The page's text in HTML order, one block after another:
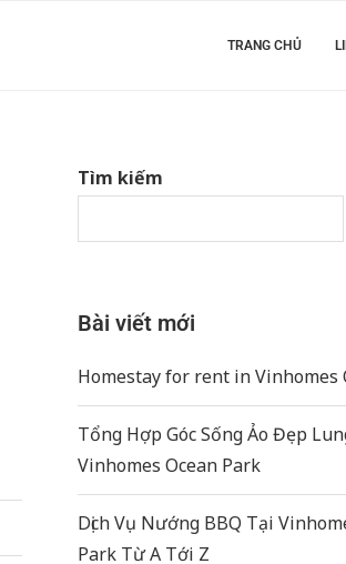
TRANG CHỦ
Tìm kiếm
Bài viết mới
Homestay for rent in Vinhomes
Tổng Hợp Góc Sống Ảo Đẹp
Vinhomes Ocean Park
Dịch Vụ Nướng BBQ Tại
Park Từ A Tới Z